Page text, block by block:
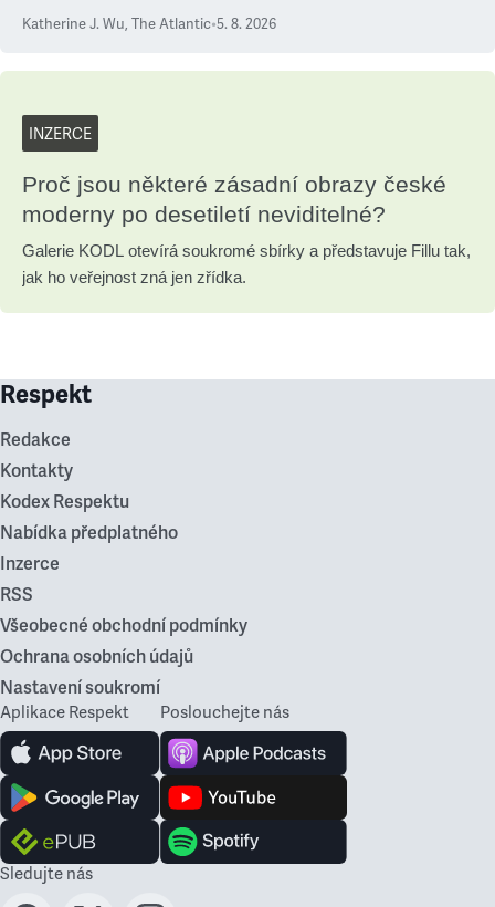
Katherine J. Wu, The Atlantic•5. 8. 2026
INZERCE
Proč jsou některé zásadní obrazy české
moderny po desetiletí neviditelné?
Galerie KODL otevírá soukromé sbírky a představuje Fillu tak,
jak ho veřejnost zná jen zřídka.
Respekt
Redakce
Kontakty
Kodex Respektu
Nabídka předplatného
Inzerce
RSS
Všeobecné obchodní podmínky
Ochrana osobních údajů
Nastavení soukromí
Aplikace Respekt Poslouchejte nás
Sledujte nás